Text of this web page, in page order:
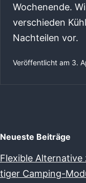
Wochenende.
verschieden
Nachteilen vor.
Veröffentlicht am 3.
Neueste Beiträge
Flexible
tiger Camping-